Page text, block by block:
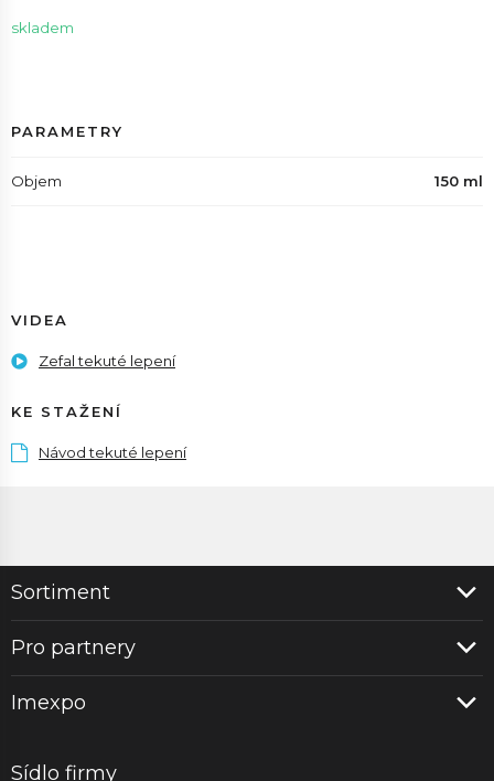
skladem
PARAMETRY
Objem 150 ml
VIDEA
Zefal tekuté lepení
KE STAŽENÍ
Návod tekuté lepení
Sortiment
Pro partnery
Imexpo
Sídlo firmy